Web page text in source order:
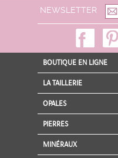
NEWSLETTER
BOUTIQUE EN LIGNE
LA TAILLERIE
OPALES
PIERRES
MINÉRAUX